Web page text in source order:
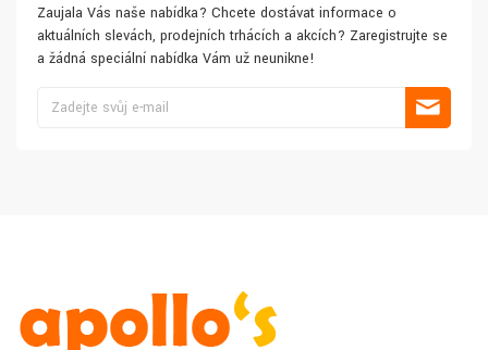
Zaujala Vás naše nabídka? Chcete dostávat informace o
aktuálních slevách, prodejních trhácích a akcích? Zaregistrujte se
a žádná speciální nabídka Vám už neunikne!